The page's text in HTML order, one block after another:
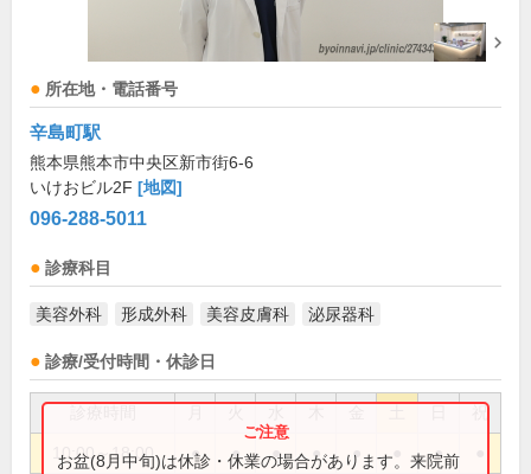
所在地・電話番号
辛島町駅
熊本県熊本市中央区新市街6-6
いけおビル2F [地図]
096-288-5011
診療科目
美容外科 形成外科 美容皮膚科 泌尿器科
診療/受付時間・休診日
祝
10:00～18:00 ● ● ● ● ● ●
お盆(8月中旬)は休診・休業の場合があります。来院前